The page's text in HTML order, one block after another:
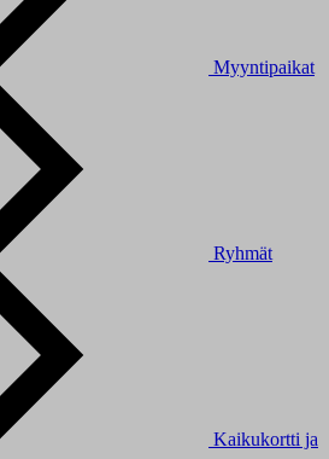
Myyntipaikat
Ryhmät
Kaikukortti ja